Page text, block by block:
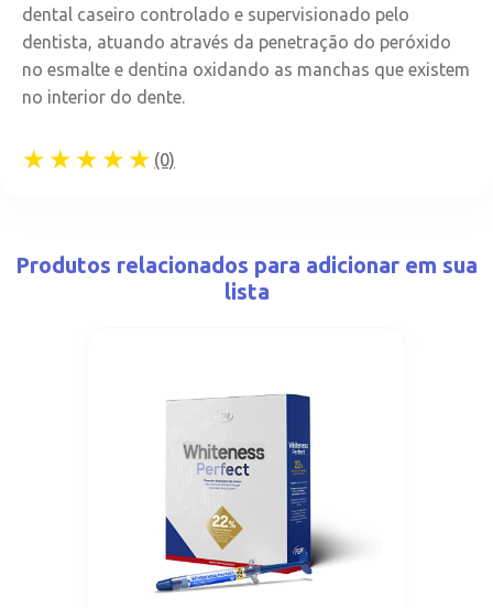
dental caseiro controlado e supervisionado pelo
dentista, atuando através da penetração do peróxido
no esmalte e dentina oxidando as manchas que existem
no interior do dente.
★★★★★ (0)
Produtos relacionados para adicionar em sua
lista